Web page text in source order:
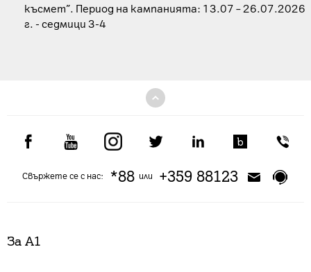
късмет”. Период на кампанията: 13.07 – 26.07.2026
г. - седмици 3-4
Свържете се с нас: *88или +359 88123
За А1